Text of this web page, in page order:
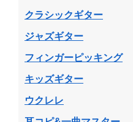
クラシックギター
ジャズギター
フィンガーピッキング
キッズギター
ウクレレ